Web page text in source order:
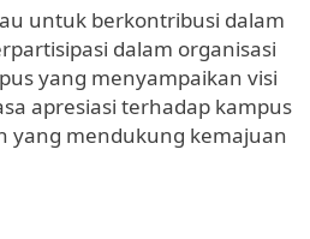
untuk berkontribusi dalam
dalam organisasi
yang menyampaikan visi
apresiasi terhadap kampus
yang mendukung kemajuan